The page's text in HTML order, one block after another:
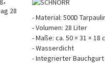
- Material: 500D
- Volumen: 28 Liter
- Maße: ca. 50 × 31 × 18
- Wasserdicht
- Integrierter